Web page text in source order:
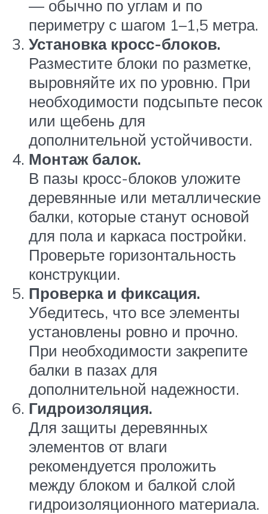
— обычно по углам и по
периметру с шагом 1–1,5 метра.
Установка кросс-блоков.
Разместите блоки по разметке,
выровняйте их по уровню. При
необходимости подсыпьте песок
или щебень для
дополнительной устойчивости.
Монтаж балок.
В пазы кросс-блоков уложите
деревянные или металлические
балки, которые станут основой
для пола и каркаса постройки.
Проверьте горизонтальность
конструкции.
Проверка и фиксация.
Убедитесь, что все элементы
установлены ровно и прочно.
При необходимости закрепите
балки в пазах для
дополнительной надежности.
Гидроизоляция.
Для защиты деревянных
элементов от влаги
рекомендуется проложить
между блоком и балкой слой
гидроизоляционного материала.